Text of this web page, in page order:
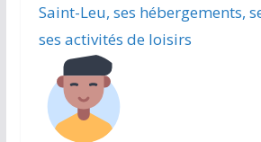
Saint-Leu, ses hébergements,
ses activités de loisirs